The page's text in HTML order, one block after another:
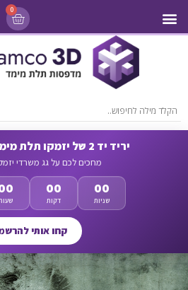
0
יריד יד 2 של יזמקו תלת מימד מתחיל עכשיו
מחכים לכם על גג משרדי
00
דקות
00
שניות
קחו אותי